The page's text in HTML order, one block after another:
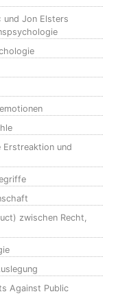
und Jon Elsters
Erstreaktion und
zwischen Recht,
Against Public